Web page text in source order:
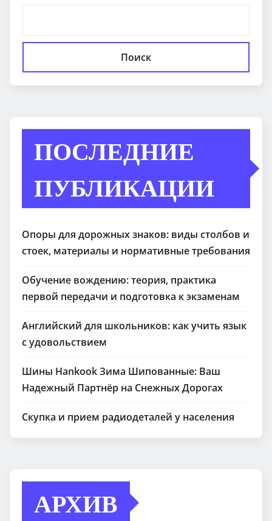
Поиск
ПОСЛЕДНИЕ
ПУБЛИКАЦИИ
Опоры для дорожных знаков: виды столбов и
стоек, материалы и нормативные требования
Обучение вождению: теория, практика
первой передачи и подготовка к экзаменам
Английский для школьников: как учить язык
с удовольствием
Шины Hankook Зима Шипованные: Ваш
Надежный Партнёр на Снежных Дорогах
Скупка и прием радиодеталей у населения
АРХИВ